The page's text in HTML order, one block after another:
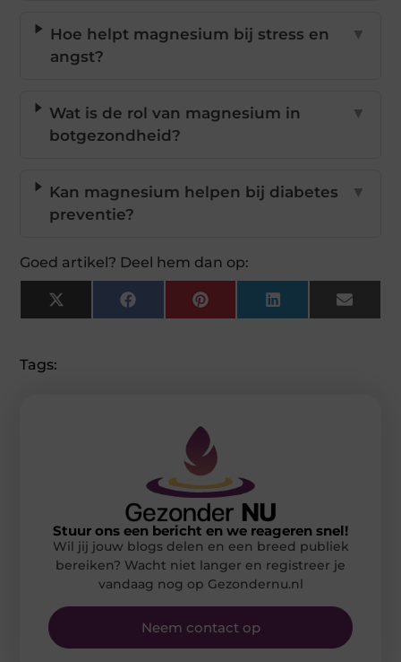
Hoe helpt magnesium bij stress en
angst?
▼
Wat is de rol van magnesium in
botgezondheid?
▼
Kan magnesium helpen bij diabetes
preventie?
▼
Goed artikel? Deel hem dan op:
X
(Twitter)
FacebookPinterestLinkedInEmail
Tags:
Stuur ons een bericht en we reageren snel!
Wil jij jouw blogs delen en een breed publiek
bereiken? Wacht niet langer en registreer je
vandaag nog op Gezondernu.nl
Neem contact op